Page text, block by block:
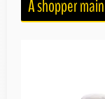
A shopper